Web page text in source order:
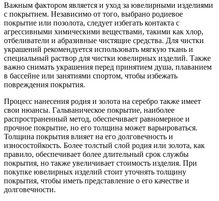
Важным фактором является и уход за ювелирными изделиями
с покрытием. Независимо от того, выбрано родиевое
покрытие или позолота, следует избегать контакта с
агрессивными химическими веществами, такими как хлор,
отбеливатели и абразивные чистящие средства. Для чистки
украшений рекомендуется использовать мягкую ткань и
специальный раствор для чистки ювелирных изделий. Также
важно снимать украшения перед принятием душа, плаванием
в бассейне или занятиями спортом, чтобы избежать
повреждения покрытия.
Процесс нанесения родия и золота на серебро также имеет
свои нюансы. Гальваническое покрытие, наиболее
распространенный метод, обеспечивает равномерное и
прочное покрытие, но его толщина может варьироваться.
Толщина покрытия влияет на его долговечность и
износостойкость. Более толстый слой родия или золота, как
правило, обеспечивает более длительный срок службы
покрытия, но также увеличивает стоимость изделия. При
покупке ювелирных изделий стоит уточнять толщину
покрытия, чтобы иметь представление о его качестве и
долговечности.